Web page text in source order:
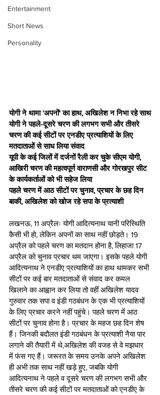
Entertainment
Short News
Personality
योगी ने थामा 'अपनों' का हाथ, अखिलेश न निभा रहे साथ
योगी ने पहले-दूसरे चरण की लगभग सभी और तीसरे
चरण की कई सीटों पर एनडीए प्रत्याशियों के लिए
मतदाताओं से साध लिया संवाद
यूपी के कई जिलों में दर्जनों रैली कर चुके सीएम योगी,
आखिरी चरण की महत्वपूर्ण वाराणसी और गोरखपुर सीट
के कार्यकर्ताओं को भी सहेज लिया
पहले चरण में आठ सीटों पर चुनाव, प्रचार के छह दिन
बाकी, अखिलेश को खोज रहे सपा के प्रत्याशी
लखनऊ, 11 अप्रैलः योगी आदित्यनाथ यानी परिस्थिति
कैसी भी हो, लेकिन अपनों का साथ नहीं छोड़ते। 19
अप्रैल को पहले चरण का मतदान होना है, लिहाजा 17
अप्रैल को चुनाव प्रचार थम जाएगा। इसके पहले योगी
आदित्यनाथ ने एनडीए प्रत्याशियों का हाथ थामकर सभी
सीटों पर कई बार मतदाताओं से संवाद कर कमल
खिलाने का आह्वान कर लिया तो वहीं अखिलेश यादव
गुरुवार तक सपा व इंडी गठबंधन के एक भी प्रत्याशियों
के लिए प्रचार करने नहीं पहुंचे। पहले चरण में आठ
सीटों पर चुनाव होना है। प्रचार के महज छह दिन शेष
हैं। जिनकी बदौलत इंडी गठबंधन के प्रत्याशी नैया पार
लगाने की तैयारी में थे,अखिलेश की वजह से वे मझधार
में फंस गए हैं। जरूरत के समय उनके अपने अखिलेश
ही अभी तक साथ नहीं खड़े हुए, जबकि योगी
आदित्यनाथ ने पहले व दूसरे चरण की लगभग सभी और
तीसरे चरण की कई सीटों पर मतदाताओं को एनडीए के